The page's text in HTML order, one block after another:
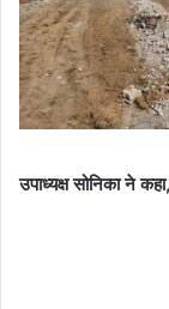
उपाध्यक्ष सोनिका ने कहा,